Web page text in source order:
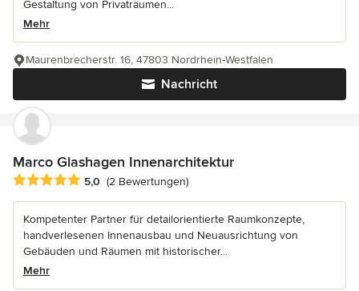
Gestaltung von Privaträumen...
Mehr
Nachricht
Maurenbrecherstr. 16, 47803 Nordrhein-Westfalen
Marco Glashagen Innenarchitektur
Durchschnittliche Bewertung: 5 von 5 Sternen
5,0 (2 Bewertungen)
Kompetenter Partner für detailorientierte Raumkonzepte,
handverlesenen Innenausbau und Neuausrichtung von
Gebäuden und Räumen mit historischer...
Mehr